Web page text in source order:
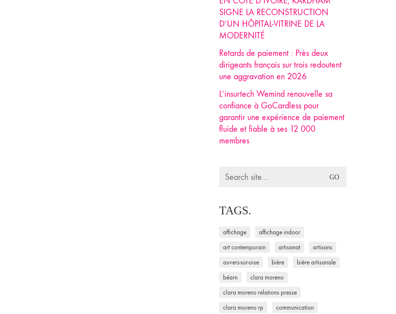
SIGNE LA RECONSTRUCTION
D’UN HÔPITAL-VITRINE DE LA
MODERNITÉ
Retards de paiement : Près deux
dirigeants français sur trois redoutent
une aggravation en 2026
L’insurtech Wemind renouvelle sa
confiance à GoCardless pour
garantir une expérience de paiement
fluide et fiable à ses 12 000
membres
Search
TAGS.
affichage affichage indoor
art contemporain artisanat artisans
auvers-sur-oise bière bière artisanale
béarn clara moreno
clara moreno relations presse
clara moreno rp communication